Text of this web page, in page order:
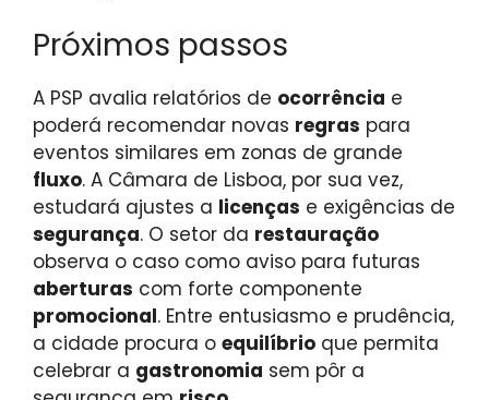
Próximos passos
A PSP avalia relatórios de ocorrência e
poderá recomendar novas regras para
eventos similares em zonas de grande
fluxo. A Câmara de Lisboa, por sua vez,
estudará ajustes a licenças e exigências de
segurança. O setor da restauração
observa o caso como aviso para futuras
aberturas com forte componente
promocional. Entre entusiasmo e prudência,
a cidade procura o equilíbrio que permita
celebrar a gastronomia sem pôr a